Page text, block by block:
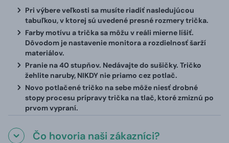
Pri výbere veľkosti sa musíte riadiť nasledujúcou
tabuľkou, v ktorej sú uvedené presné rozmery trička.
Farby motívu a trička sa môžu v reáli mierne líšiť.
Dôvodom je nastavenie monitora a rozdielnosť šarží
materiálov.
Pranie na 40 stupňov. Nedávajte do sušičky. Tričko
žehlite naruby, NIKDY nie priamo cez potlač.
Novo potlačené tričko na sebe môže niesť drobné
stopy procesu prípravy trička na tlač, ktoré zmiznú po
prvom vypraní.
Čo hovoria naši zákazníci?